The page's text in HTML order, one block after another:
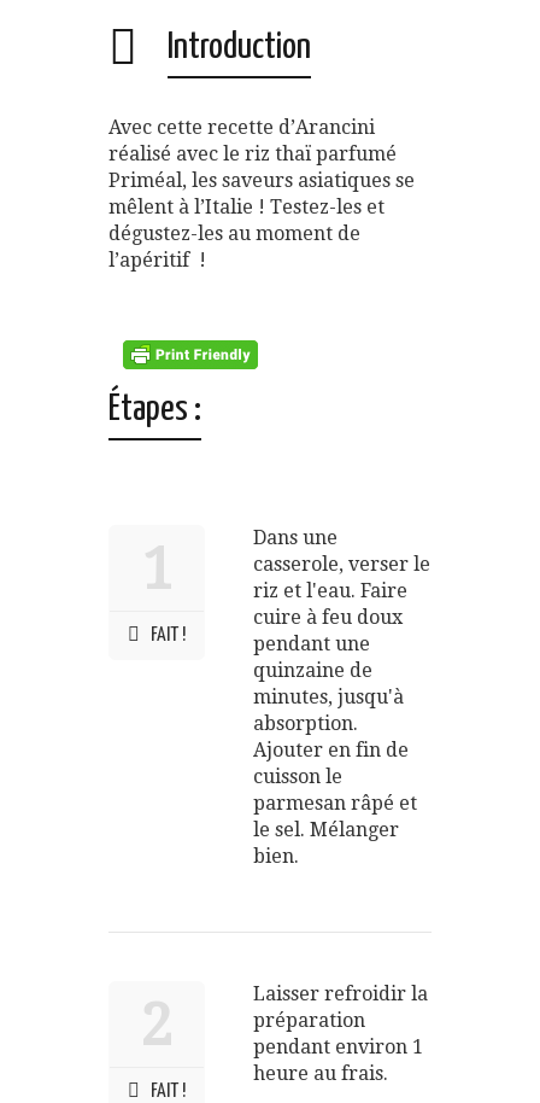
Introduction
Avec cette recette d’Arancini
réalisé avec le riz thaï parfumé
Priméal, les saveurs asiatiques se
mêlent à l’Italie ! Testez-les et
dégustez-les au moment de
l’apéritif !
Étapes :
1
FAIT !
Dans une
casserole, verser le
riz et l'eau. Faire
cuire à feu doux
pendant une
quinzaine de
minutes, jusqu'à
absorption.
Ajouter en fin de
cuisson le
parmesan râpé et
le sel. Mélanger
bien.
2
FAIT !
Laisser refroidir la
préparation
pendant environ 1
heure au frais.